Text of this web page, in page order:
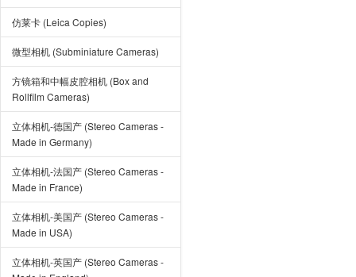
仿莱卡 (Leica Copies)
微型相机 (Subminiature Cameras)
方镜箱和中幅皮腔相机 (Box and
Rollfilm Cameras)
立体相机-德国产 (Stereo Cameras -
Made in Germany)
立体相机-法国产 (Stereo Cameras -
Made in France)
立体相机-美国产 (Stereo Cameras -
Made in USA)
立体相机-英国产 (Stereo Cameras -